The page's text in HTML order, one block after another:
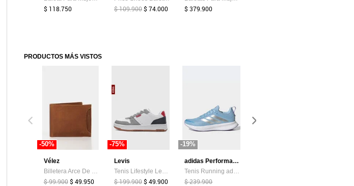
$ 118.750 $ 109.900$ 74.000 $ 379.900
PRODUCTOS MÁS VISTOS
-50%
Vélez
$ 99.900 $ 49.950
-75%
Levis
$ 199.900$ 49.900
-19%
adidas Performance
$ 239.900